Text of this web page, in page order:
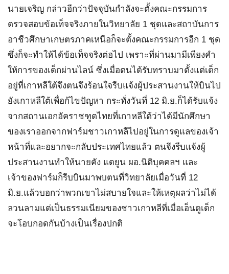
นายเจริญ กล่าวอีกว่าปัจจุบันกำลังจะตั้งคณะกรรมการ
ตรวจสอบข้อเท็จจริงภายในวิทยาลัย 1 ชุดและสถาบันการ
อาชีวศึกษาเกษตรภาคเหนือก็จะตั้งคณะกรรมการอีก 1 ชุด
ซึ่งก็จะทำให้ได้ข้อเท็จจริงต่อไป เพราะที่ผ่านมามีเพียงคำ
ให้การของเด็กผ่านไลน์ ซึ่งเมื่อตนได้รับทราบมาตั้งแต่เด็ก
อยู่ที่เกาหลีใต้จึงตนจึงร้อนใจรีบแจ้งผู้ประสานงานให้บินไป
ยังเกาหลีใต้เพื่อก้ไขปัญหา กระทั่งวันที่ 12 มิ.ย.ก็ได้รับแจ้ง
จากสถานเอกอัคราชฑูตไทยที่เกาหลีใต้ว่าได้มีนักศึกษา
ของเราออกจากฟาร์มชาวเกาหลีไปอยู่ในการดูแลของเจ้า
หน้าที่และอยากจะกลับประเทศไทยแล้ว ตนจึงรีบแจ้งผู้
ประสานงานทำให้นายคัง แดยูน ผอ.นิติบุคคลฯ และ
เจ้าของฟาร์มก็รีบบินมาพบตนที่วิทยาลัยเมื่อวันที่ 12
มิ.ย.แล้วบอกว่าพวกเขาไม่สบายใจและให้เหตุผลว่าไม่ได้
ลวนลามแต่เป็นธรรมเนียมของชาวเกาหลีที่เมื่อเอ็นดูเด็ก
จะโอบกอดกันบ้างเป็นเรื่องปกติ